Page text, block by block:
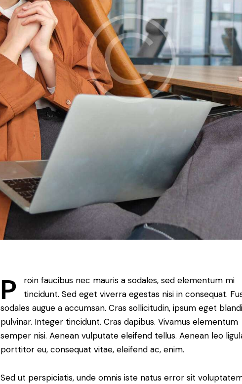
P
roin faucibus nec mauris a sodales, sed elementum mi
tincidunt. Sed eget viverra egestas nisi in consequat.
sodales augue a accumsan. Cras sollicitudin, ipsum eget
pulvinar. Integer tincidunt. Cras dapibus. Vivamus elementum
semper nisi. Aenean vulputate eleifend tellus. Aenean leo
porttitor eu, consequat vitae, eleifend ac, enim.
Sed ut perspiciatis, unde omnis iste natus error sit